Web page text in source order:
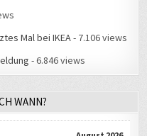
Mal bei IKEA- 7.106 views
- 6.846 views
WANN?